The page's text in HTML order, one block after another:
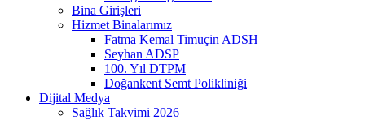
Bina Girişleri
Hizmet Binalarımız
Fatma Kemal Timuçin ADSH
Seyhan ADSP
100. Yıl DTPM
Doğankent Semt Polikliniği
Dijital Medya
Sağlık Takvimi 2026